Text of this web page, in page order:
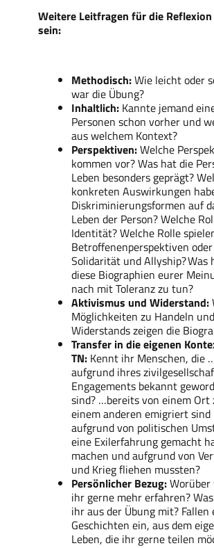
Weitere Leitfragen für die
sein:
Methodisch:Wie leicht oder
war die Übung?
Inhaltlich: Kannte jemand
Personen schon vorher und
aus welchem Kontext?
Perspektiven:Welche
kommen vor? Was hat die
Leben besonders geprägt?
konkreten Auswirkungen
Diskriminierungsformen auf
Leben der Person? Welche
Identität? Welche Rolle
Betroffenenperspektiven oder
Solidarität und Allyship?Was
diese Biographien eurer
nach mit Toleranz zu tun?
Aktivismus und Widerstand:
Möglichkeiten zu Handeln
Widerstands zeigen die
Transfer in die eigenen
TN: Kennt ihr Menschen, die
aufgrund ihres
Engagements bekannt
sind? …bereits von einem Ort
einem anderen emigriert
aufgrund von politischen
eine Exilerfahrung gemacht
machen und aufgrund von
und Krieg fliehen mussten?
Persönlicher Bezug:
ihr gerne mehr erfahren?
ihr aus der Übung mit? Fallen
Geschichten ein, aus dem
Leben, die ihr gerne teilen